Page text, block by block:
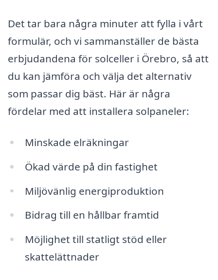
Det tar bara några minuter att fylla i vårt
formulär, och vi sammanställer de bästa
erbjudandena för solceller i Örebro, så att
du kan jämföra och välja det alternativ
som passar dig bäst. Här är några
fördelar med att installera solpaneler:
Minskade elräkningar
Ökad värde på din fastighet
Miljövänlig energiproduktion
Bidrag till en hållbar framtid
Möjlighet till statligt stöd eller
skattelättnader